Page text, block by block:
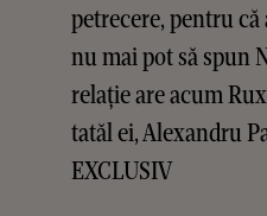
petrecere, pentru că
nu mai pot să spun
relație are acum
tatăl ei, Alexandru
EXCLUSIV